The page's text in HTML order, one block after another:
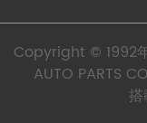
Copyright © 1992
AUTO PARTS